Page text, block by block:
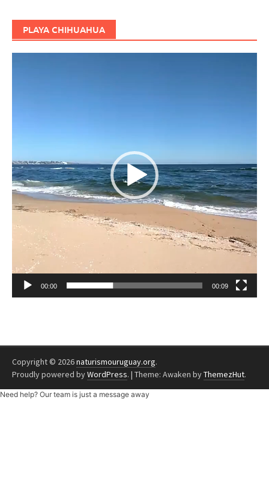
PLAYA CHIHUAHUA
00:00 00:09
Copyright © 2026naturismouruguay.org.
Proudly powered byWordPress. | Theme: Awaken byThemezHut.
Need help? Our team is just a message away